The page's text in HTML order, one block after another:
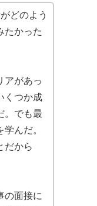
どのよう
たかった
アがあっ
くつか成
。でも最
んだ。
だから
の面接に